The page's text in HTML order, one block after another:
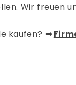
Wir freuen
kaufen? ➡︎